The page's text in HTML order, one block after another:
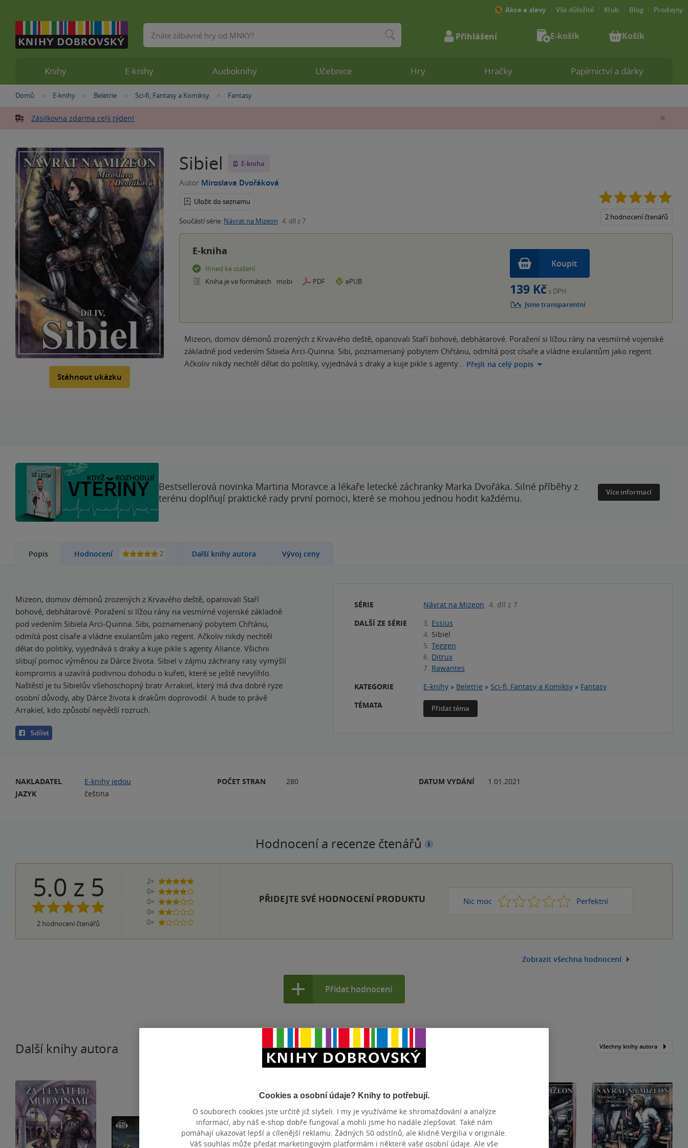
Nacházíte
zde:
Domů »
E-knihy »
Beletrie »
Sci-fi, Fantasy a Komiksy »Fantasy
Zásilkovna zdarma celý týden!
Stáhnout ukázku
Sibiel E-kniha
Autor Miroslava Dvořáková
Uložit do seznamu
Součástí série: Návrat na Mizeon 4. díl z 7 2 hodnocení čtenářů
E-kniha
Ihned ke stažení
Kniha je ve formátech
mobi PDF ePUB
Koupit
139 Kč s DPH
Jsme transparentní
Mizeon, domov démonů zrozených z Krvavého deště, opanovali Staří bohové, debhátarové. Poražení si lížou rány na vesmírné vojenské
základně pod vedením Sibiela Arci-Quinna. Sibi, poznamenaný pobytem Chřtánu, odmítá post císaře a vládne exulantům jako regent.
Ačkoliv nikdy nechtěl dělat do politiky, vyjednává s draky a kuje pikle s agenty… Přejít na celý popis
Bestsellerová novinka Martina Moravce a lékaře letecké záchranky Marka Dvořáka. Silné příběhy z
terénu doplňují praktické rady první pomoci, které se mohou jednou hodit každému.
Více informací
Popis Hodnocení 2 Další knihy autora Vývoj ceny
Mizeon, domov démonů zrozených z Krvavého deště, opanovali Staří
bohové, debhátarové. Poražení si lížou rány na vesmírné vojenské základně
pod vedením Sibiela Arci-Quinna. Sibi, poznamenaný pobytem Chřtánu,
odmítá post císaře a vládne exulantům jako regent. Ačkoliv nikdy nechtěl
dělat do politiky, vyjednává s draky a kuje pikle s agenty Aliance. Všichni
slibují pomoc výměnou za Dárce života. Sibiel v zájmu záchrany rasy vymýšlí
kompromis a uzavírá podivnou dohodu o kuřeti, které se ještě nevylíhlo.
Naštěstí je tu Sibielův všehoschopný bratr Arrakiel, který má dva dobré ryze
osobní důvody, aby Dárce života k drakům doprovodil. A bude to právě
Arrakiel, kdo způsobí největší rozruch.
Sdílet
SÉRIE Návrat na Mizeon 4. díl z 7
DALŠÍ ZE SÉRIE
3. Essius
4. Sibiel
5. Teggen
6. Ditrux
7. Rawantes
KATEGORIE
E-knihy » Beletrie » Sci-fi, Fantasy a Komiksy » Fantasy
TÉMATA
Přidat téma
NAKLADATEL
E-knihy jedou
JAZYK
čeština
POČET STRAN 280 DATUM VYDÁNÍ 1.01.2021
Hodnocení a recenze čtenářů
5.0 z 5
2 hodnocení čtenářů
2×
5 hvězdiček
0×
4 hvězdičky
0×
3 hvězdičky
0×
2 hvězdičky
0×
1 hvezdička
PŘIDEJTE SVÉ HODNOCENÍ PRODUKTU Nic moc 1 2 3 4 Perfektní
5
Zobrazit všechna hodnocení
Přidat hodnocení
Další knihy autora Všechny knihy autora
Knihy E-knihy Audioknihy Učebnice Hry Hračky Papírnictví a dárky
Akce a slevy Vše důležité Klub Blog Prodejny
Vyhledávání Přihlášení E-košík Košík
Cookies a osobní údaje? Knihy to potřebují.
O souborech cookies jste určitě již slyšeli. I my je využíváme ke shromažďování a analýze
informací, aby náš e-shop dobře fungoval a mohli jsme ho nadále zlepšovat. Také nám
pomáhají ukazovat lepší a cílenější reklamu. Žádných 50 odstínů, ale klidně Vergilia v originále.
Váš souhlas může předat marketingovým platformám i některé vaše osobní údaje. Ale vše